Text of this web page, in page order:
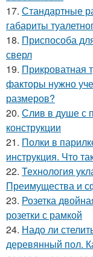
17. Стандартные
габариты
18. Приспособа
сверл
19. Прикроватная
факторы нужно
размеров?
20. Слив в душе с
конструкции
21. Полки в
инструкция. Что
22. Технология
Преимущества и
23. Розетка
розетки с рамкой
24. Надо ли
деревянный пол.